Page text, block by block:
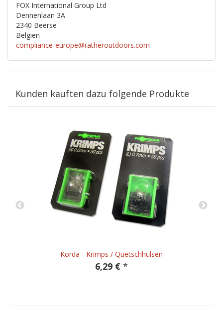
FOX International Group Ltd
Dennenlaan 3A
2340 Beerse
Belgien
compliance-europe@ratheroutdoors.com
Kunden kauften dazu folgende Produkte
Korda - Krimps / Quetschhülsen
6,29 € *